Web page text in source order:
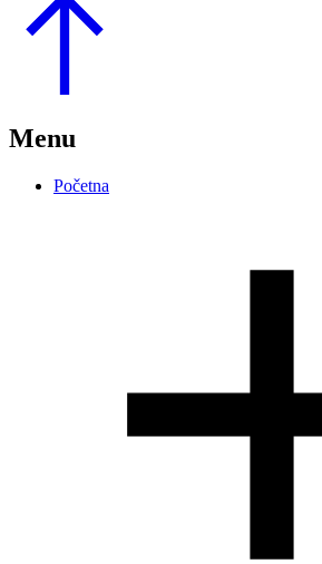
Menu
Početna